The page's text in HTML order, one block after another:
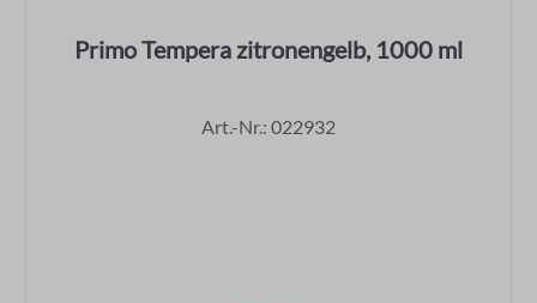
Primo Tempera zitronengelb, 1000 ml
Art.-Nr.: 022932